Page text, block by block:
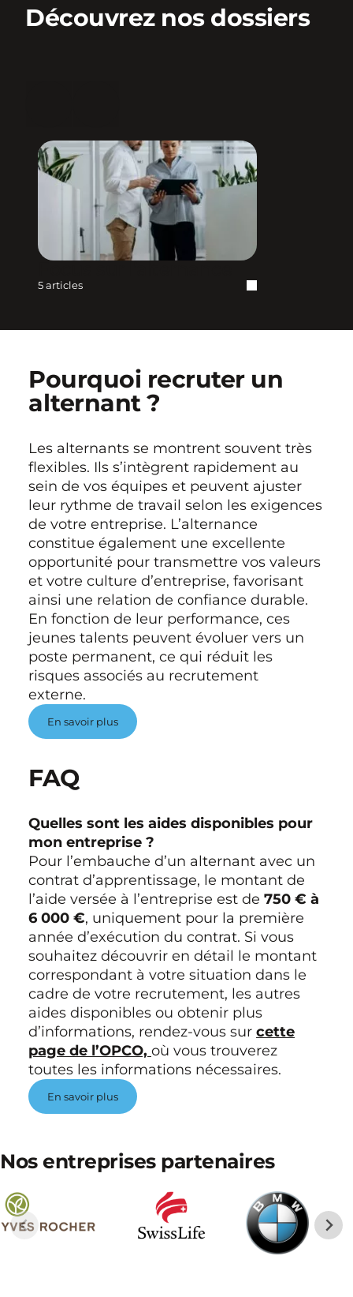
Découvrez nos dossiers
5 articles
Pourquoi recruter un
alternant ?
Les alternants se montrent souvent très
flexibles. Ils s’intègrent rapidement au
sein de vos équipes et peuvent ajuster
leur rythme de travail selon les exigences
de votre entreprise. L’alternance
constitue également une excellente
opportunité pour transmettre vos valeurs
et votre culture d’entreprise, favorisant
ainsi une relation de confiance durable.
En fonction de leur performance, ces
jeunes talents peuvent évoluer vers un
poste permanent, ce qui réduit les
risques associés au recrutement
externe.
En savoir plus
FAQ
Quelles sont les aides disponibles pour
mon entreprise ?
Pour l’embauche d’un alternant avec un
contrat d’apprentissage, le montant de
l’aide versée à l’entreprise est de 750 € à
6 000 €, uniquement pour la première
année d’exécution du contrat. Si vous
souhaitez découvrir en détail le montant
correspondant à votre situation dans le
cadre de votre recrutement, les autres
aides disponibles ou obtenir plus
d’informations, rendez-vous sur cette
page de l’OPCO, où vous trouverez
toutes les informations nécessaires.
En savoir plus
Nos entreprises partenaires